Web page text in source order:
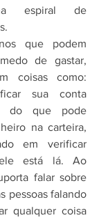
espiral de
que podem
de gastar,
coisas como:
sua conta
do que pode
na carteira,
em verificar
ele está lá. Ao
falar sobre
pessoas falando
qualquer coisa